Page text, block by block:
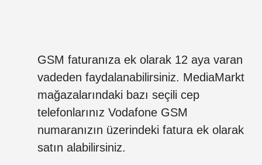
GSM faturanıza ek olarak 12 aya varan
vadeden faydalanabilirsiniz. MediaMarkt
mağazalarındaki bazı seçili cep
telefonlarınız Vodafone GSM
numaranızın üzerindeki fatura ek olarak
satın alabilirsiniz.